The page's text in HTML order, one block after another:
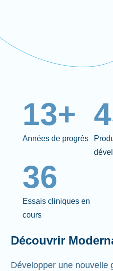
13+
Années de progrès
36
Essais cliniques en
cours
Découvrir
Développer une nouvelle